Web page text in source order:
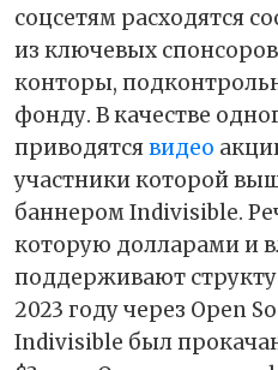
соцсетям расходятся
из ключевых
конторы,
фонду. В качестве
приводятсявидео
участники которой
баннером Indivisible.
которую долларами и
поддерживают
2023 году через Open
Indivisible был